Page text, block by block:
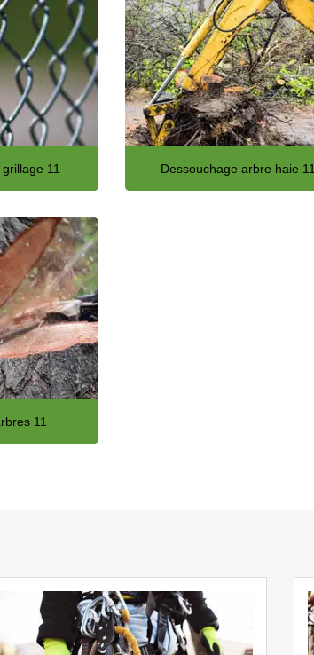
11 Dessouchage arbre haie 11
11